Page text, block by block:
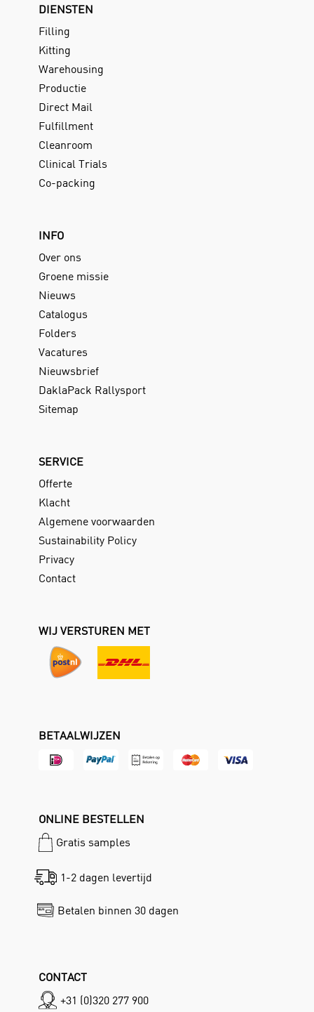
DIENSTEN
Filling
Kitting
Warehousing
Productie
Direct Mail
Fulfillment
Cleanroom
Clinical Trials
Co-packing
INFO
Over ons
Groene missie
Nieuws
Catalogus
Folders
Vacatures
Nieuwsbrief
DaklaPack Rallysport
Sitemap
SERVICE
Offerte
Klacht
Algemene voorwaarden
Sustainability Policy
Privacy
Contact
WIJ VERSTUREN MET
BETAALWIJZEN
ONLINE BESTELLEN
Gratis samples
1-2 dagen levertijd
Betalen binnen 30 dagen
CONTACT
+31 (0)320 277 900